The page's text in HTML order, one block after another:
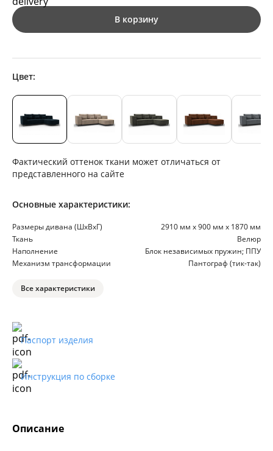
Описание
В корзину
Цвет:
Фактический оттенок ткани может отличаться от
представленного на сайте
Основные характеристики:
Размеры дивана (ШхВхГ)
2910 мм х 900 мм х 1870 мм
Ткань
Велюр
Наполнение
Блок независимых пружин; ППУ
Механизм трансформации
Пантограф (тик-так)
Все характеристики
Паспорт изделия
Инструкция по сборке